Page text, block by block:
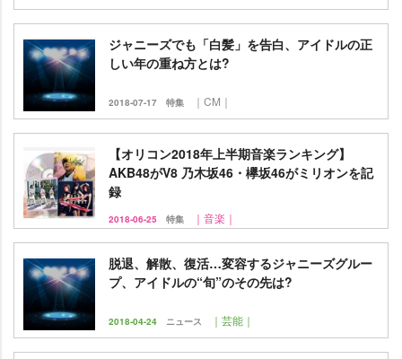
ジャニーズでも「白髪」を告白、アイドルの正
しい年の重ね方とは?
2018-07-17 特集 ｜CM｜
【オリコン2018年上半期音楽ランキング】
AKB48がV8 乃木坂46・欅坂46がミリオンを記
録
2018-06-25 特集 ｜音楽｜
脱退、解散、復活…変容するジャニーズグルー
プ、アイドルの“旬”のその先は?
2018-04-24 ニュース ｜芸能｜